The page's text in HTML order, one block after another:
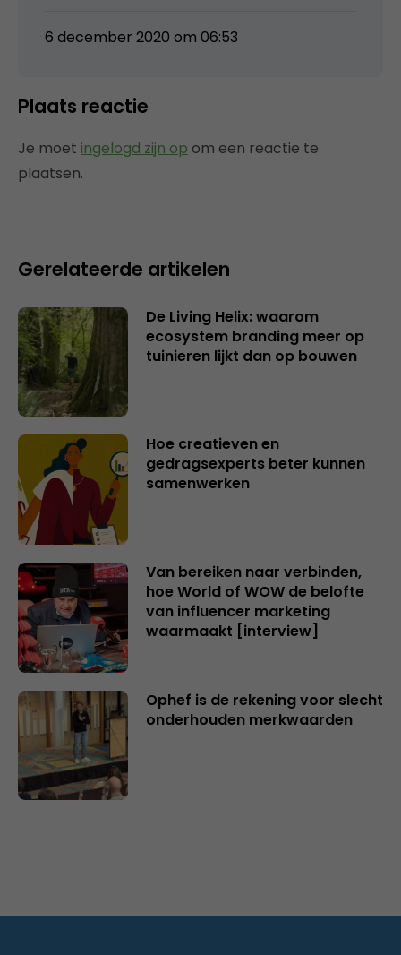
6 december 2020 om 06:53
Plaats reactie
Je moet ingelogd zijn op om een reactie te
plaatsen.
Gerelateerde artikelen
De Living Helix: waarom
ecosystem branding meer op
tuinieren lijkt dan op bouwen
Hoe creatieven en
gedragsexperts beter kunnen
samenwerken
Van bereiken naar verbinden,
hoe World of WOW de belofte
van influencer marketing
waarmaakt [interview]
Ophef is de rekening voor slecht
onderhouden merkwaarden